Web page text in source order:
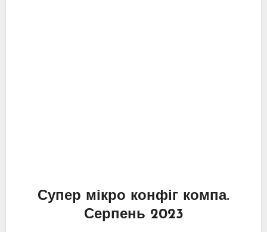
Супер мікро конфіг компа.
Серпень 2023